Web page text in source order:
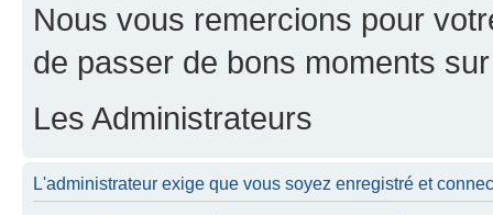
Nous vous remercions pour
de passer de bons moments
Les Administrateurs
L'administrateur exige que vous soyez enregistré et